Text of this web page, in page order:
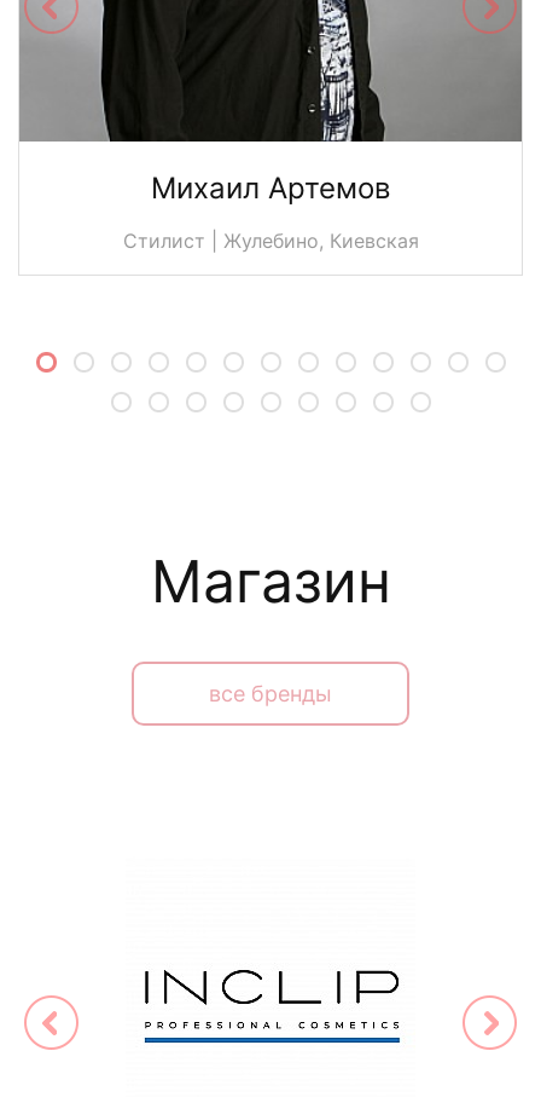
Михаил Артемов
Стилист | Жулебино, Киевская
Магазин
все бренды